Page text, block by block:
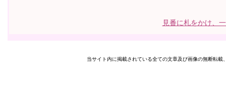
見番に札をかけ、
当サイト内に掲載されている全ての文章及び画像の無断転